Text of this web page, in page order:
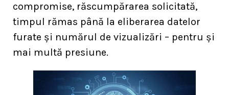
compromise, răscumpărarea solicitată,
timpul rămas până la eliberarea datelor
furate și numărul de vizualizări – pentru și
mai multă presiune.